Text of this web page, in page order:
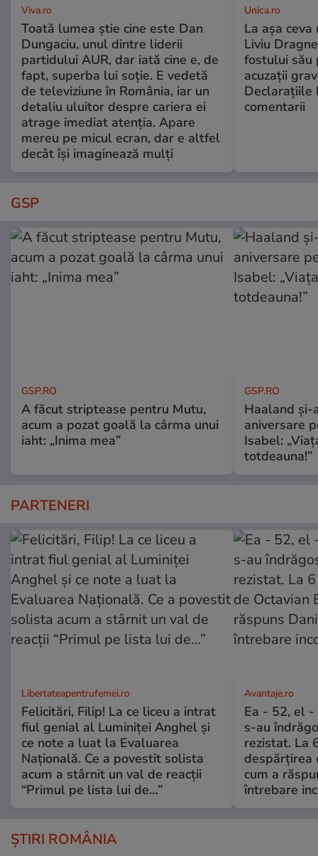
Viva.ro
Toată lumea știe cine este Dan
Dungaciu, unul dintre liderii
partidului AUR, dar iată cine e, de
fapt, superba lui soție. E vedetă
de televiziune în România, iar un
detaliu uluitor despre cariera ei
atrage imediat atenția. Apare
mereu pe micul ecran, dar e altfel
decât își imaginează mulți
Unica.ro
La așa
Liviu
fostului său
acuzații
Declarațiile
comentarii
GSP
GSP.RO
A făcut striptease pentru Mutu,
acum a pozat goală la cârma unui
iaht: „Inima mea”
GSP.RO
Haaland
aniversare
Isabel:
totdeauna!”
PARTENERI
Libertateapentrufemei.ro
Felicitări, Filip! La ce liceu a intrat
fiul genial al Luminiței Anghel și
ce note a luat la Evaluarea
Națională. Ce a povestit solista
acum a stârnit un val de reacții
“Primul pe lista lui de…”
Avantaje.ro
Ea - 52, el -
s-au
rezistat. La
despărțirea
cum a
întrebare
ȘTIRI ROMÂNIA